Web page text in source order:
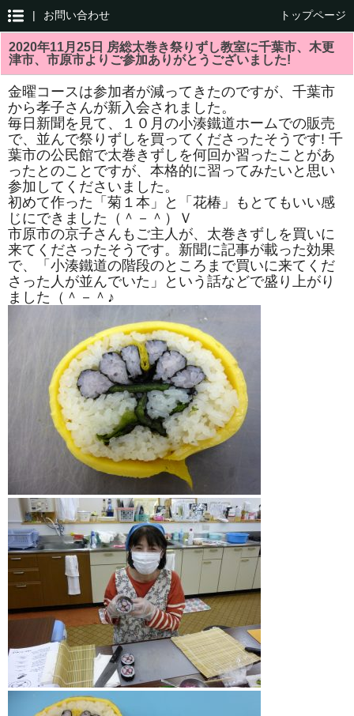
| お問い合わせ トップページ
2020年11月25日 房総太巻き祭りずし教室に千葉市、木更
津市、市原市よりご参加ありがとうございました!
金曜コースは参加者が減ってきたのですが、千葉市
から孝子さんが新入会されました。
毎日新聞を見て、１０月の小湊鐵道ホームでの販売
で、並んで祭りずしを買ってくださったそうです! 千
葉市の公民館で太巻きずしを何回か習ったことがあ
ったとのことですが、本格的に習ってみたいと思い
参加してくださいました。
初めて作った「菊１本」と「花椿」もとてもいい感
じにできました（＾－＾）Ｖ
市原市の京子さんもご主人が、太巻きずしを買いに
来てくださったそうです。新聞に記事が載った効果
で、「小湊鐵道の階段のところまで買いに来てくだ
さった人が並んでいた」という話などで盛り上がり
ました（＾－＾♪